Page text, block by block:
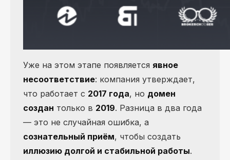
Уже на этом этапе появляется явное
несоответствие: компания утверждает,
что работает с 2017 года, но домен
создан только в 2019. Разница в два года
— это не случайная ошибка, а
сознательный приём, чтобы создать
иллюзию долгой и стабильной работы.